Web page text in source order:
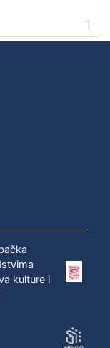
1
kulture i